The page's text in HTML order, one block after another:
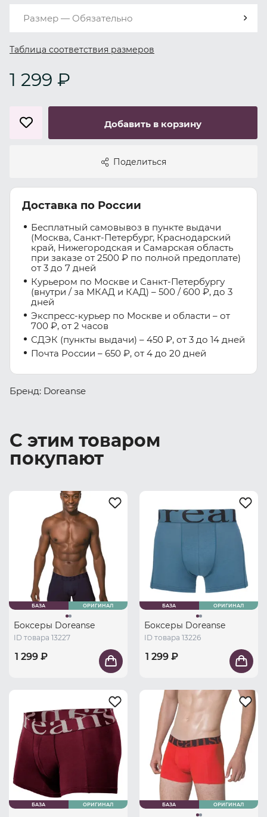
Размер — Обязательно
Таблица соответствия размеров
1 299 ₽
Добавить в корзину
Поделиться
Доставка по России
Бесплатный самовывоз в пункте выдачи
(Москва, Санкт-Петербург, Краснодарский
край, Нижегородская и Самарская область
при заказе от 2500 ₽ по полной предоплате)
от 3 до 7 дней
Курьером по Москве и Санкт-Петербургу
(внутри / за МКАД и КАД) – 500 / 600 ₽, до 3
дней
Экспресс-курьер по Москве и области – от
700 ₽, от 2 часов
СДЭК (пункты выдачи) – 450 ₽, от 3 до 14 дней
Почта России – 650 ₽, от 4 до 20 дней
Бренд: Doreanse
С этим товаром
покупают
БАЗА ОРИГИНАЛ
Боксеры Doreanse
ID товара 13227
1 299 ₽
БАЗА ОРИГИНАЛ
Боксеры Doreanse
ID товара 13226
1 299 ₽
БАЗА ОРИГИНАЛ БАЗА ОРИГИНАЛ